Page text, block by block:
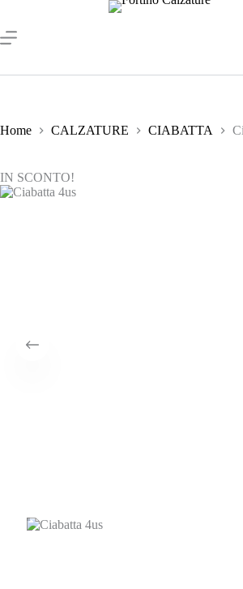
contenuto
Home CALZATURE CIABATTA
IN SCONTO!